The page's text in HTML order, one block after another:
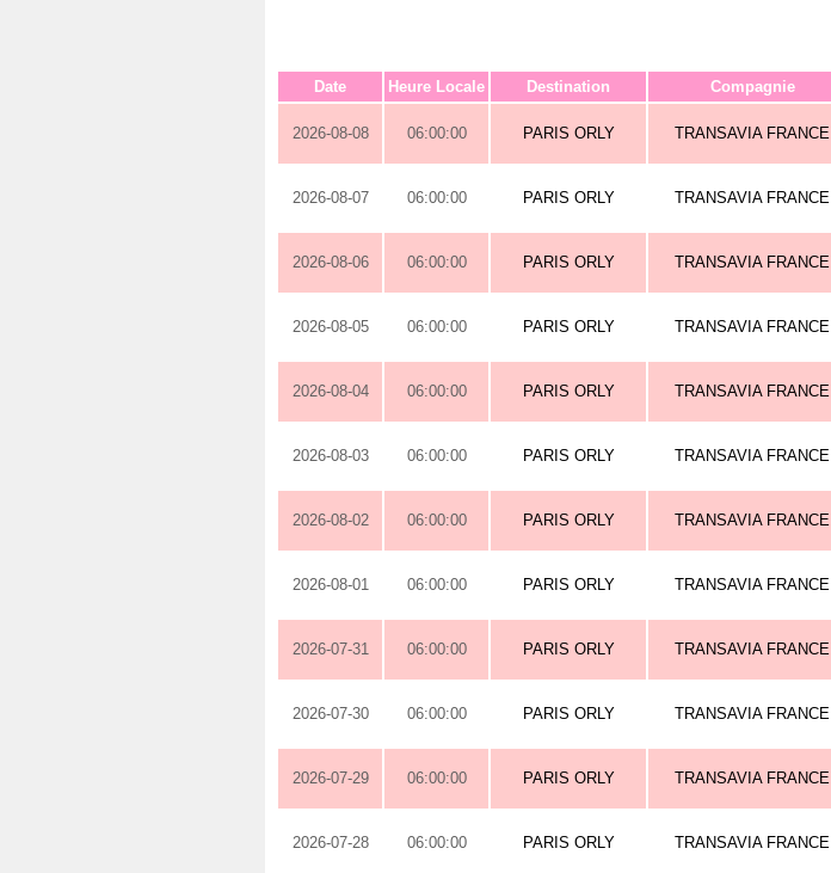
Date Heure Locale Destination Compagnie
2026-08-08 06:00:00 PARIS ORLY TRANSAVIA FRANCE
2026-08-07 06:00:00 PARIS ORLY TRANSAVIA FRANCE
2026-08-06 06:00:00 PARIS ORLY TRANSAVIA FRANCE
2026-08-05 06:00:00 PARIS ORLY TRANSAVIA FRANCE
2026-08-04 06:00:00 PARIS ORLY TRANSAVIA FRANCE
2026-08-03 06:00:00 PARIS ORLY TRANSAVIA FRANCE
2026-08-02 06:00:00 PARIS ORLY TRANSAVIA FRANCE
2026-08-01 06:00:00 PARIS ORLY TRANSAVIA FRANCE
2026-07-31 06:00:00 PARIS ORLY TRANSAVIA FRANCE
2026-07-30 06:00:00 PARIS ORLY TRANSAVIA FRANCE
2026-07-29 06:00:00 PARIS ORLY TRANSAVIA FRANCE
2026-07-28 06:00:00 PARIS ORLY TRANSAVIA FRANCE